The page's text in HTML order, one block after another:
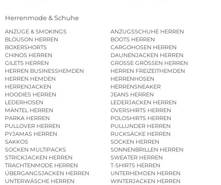
Herrenmode & Schuhe
ANZÜGE & SMOKINGS
ANZUGSSCHUHE HERREN
BLOUSON HERREN
BOOTS HERREN
BOXERSHORTS
CARGOHOSEN HERREN
CHINOS HERREN
DAUNENJACKEN HERREN
GILETS HERREN
GROSSE GRÖSSEN HERREN
HERREN BUSINESSHEMDEN
HERREN FREIZEITHEMDEN
HERREN HEMDEN
HERRENHOSEN
HERRENJACKEN
HERRENSNEAKER
HOODIES HERREN
JEANS HERREN
LEDERHOSEN
LEDERJACKEN HERREN
MÄNTEL HERREN
OVERSHIRTS HERREN
PARKA HERREN
POLOSHIRTS HERREN
PULLOVER HERREN
PULLUNDER HERREN
PYJAMAS HERREN
RUCKSÄCKE HERREN
SAKKOS
SOCKEN HERREN
SOCKEN MULTIPACKS
SONNENBRILLEN HERREN
STRICKJACKEN HERREN
SWEATER HERREN
TRACHTENMODE HERREN
T-SHIRTS HERREN
ÜBERGANGSJACKEN HERREN
UNTERHEMDEN HERREN
UNTERWÄSCHE HERREN
WINTERJACKEN HERREN